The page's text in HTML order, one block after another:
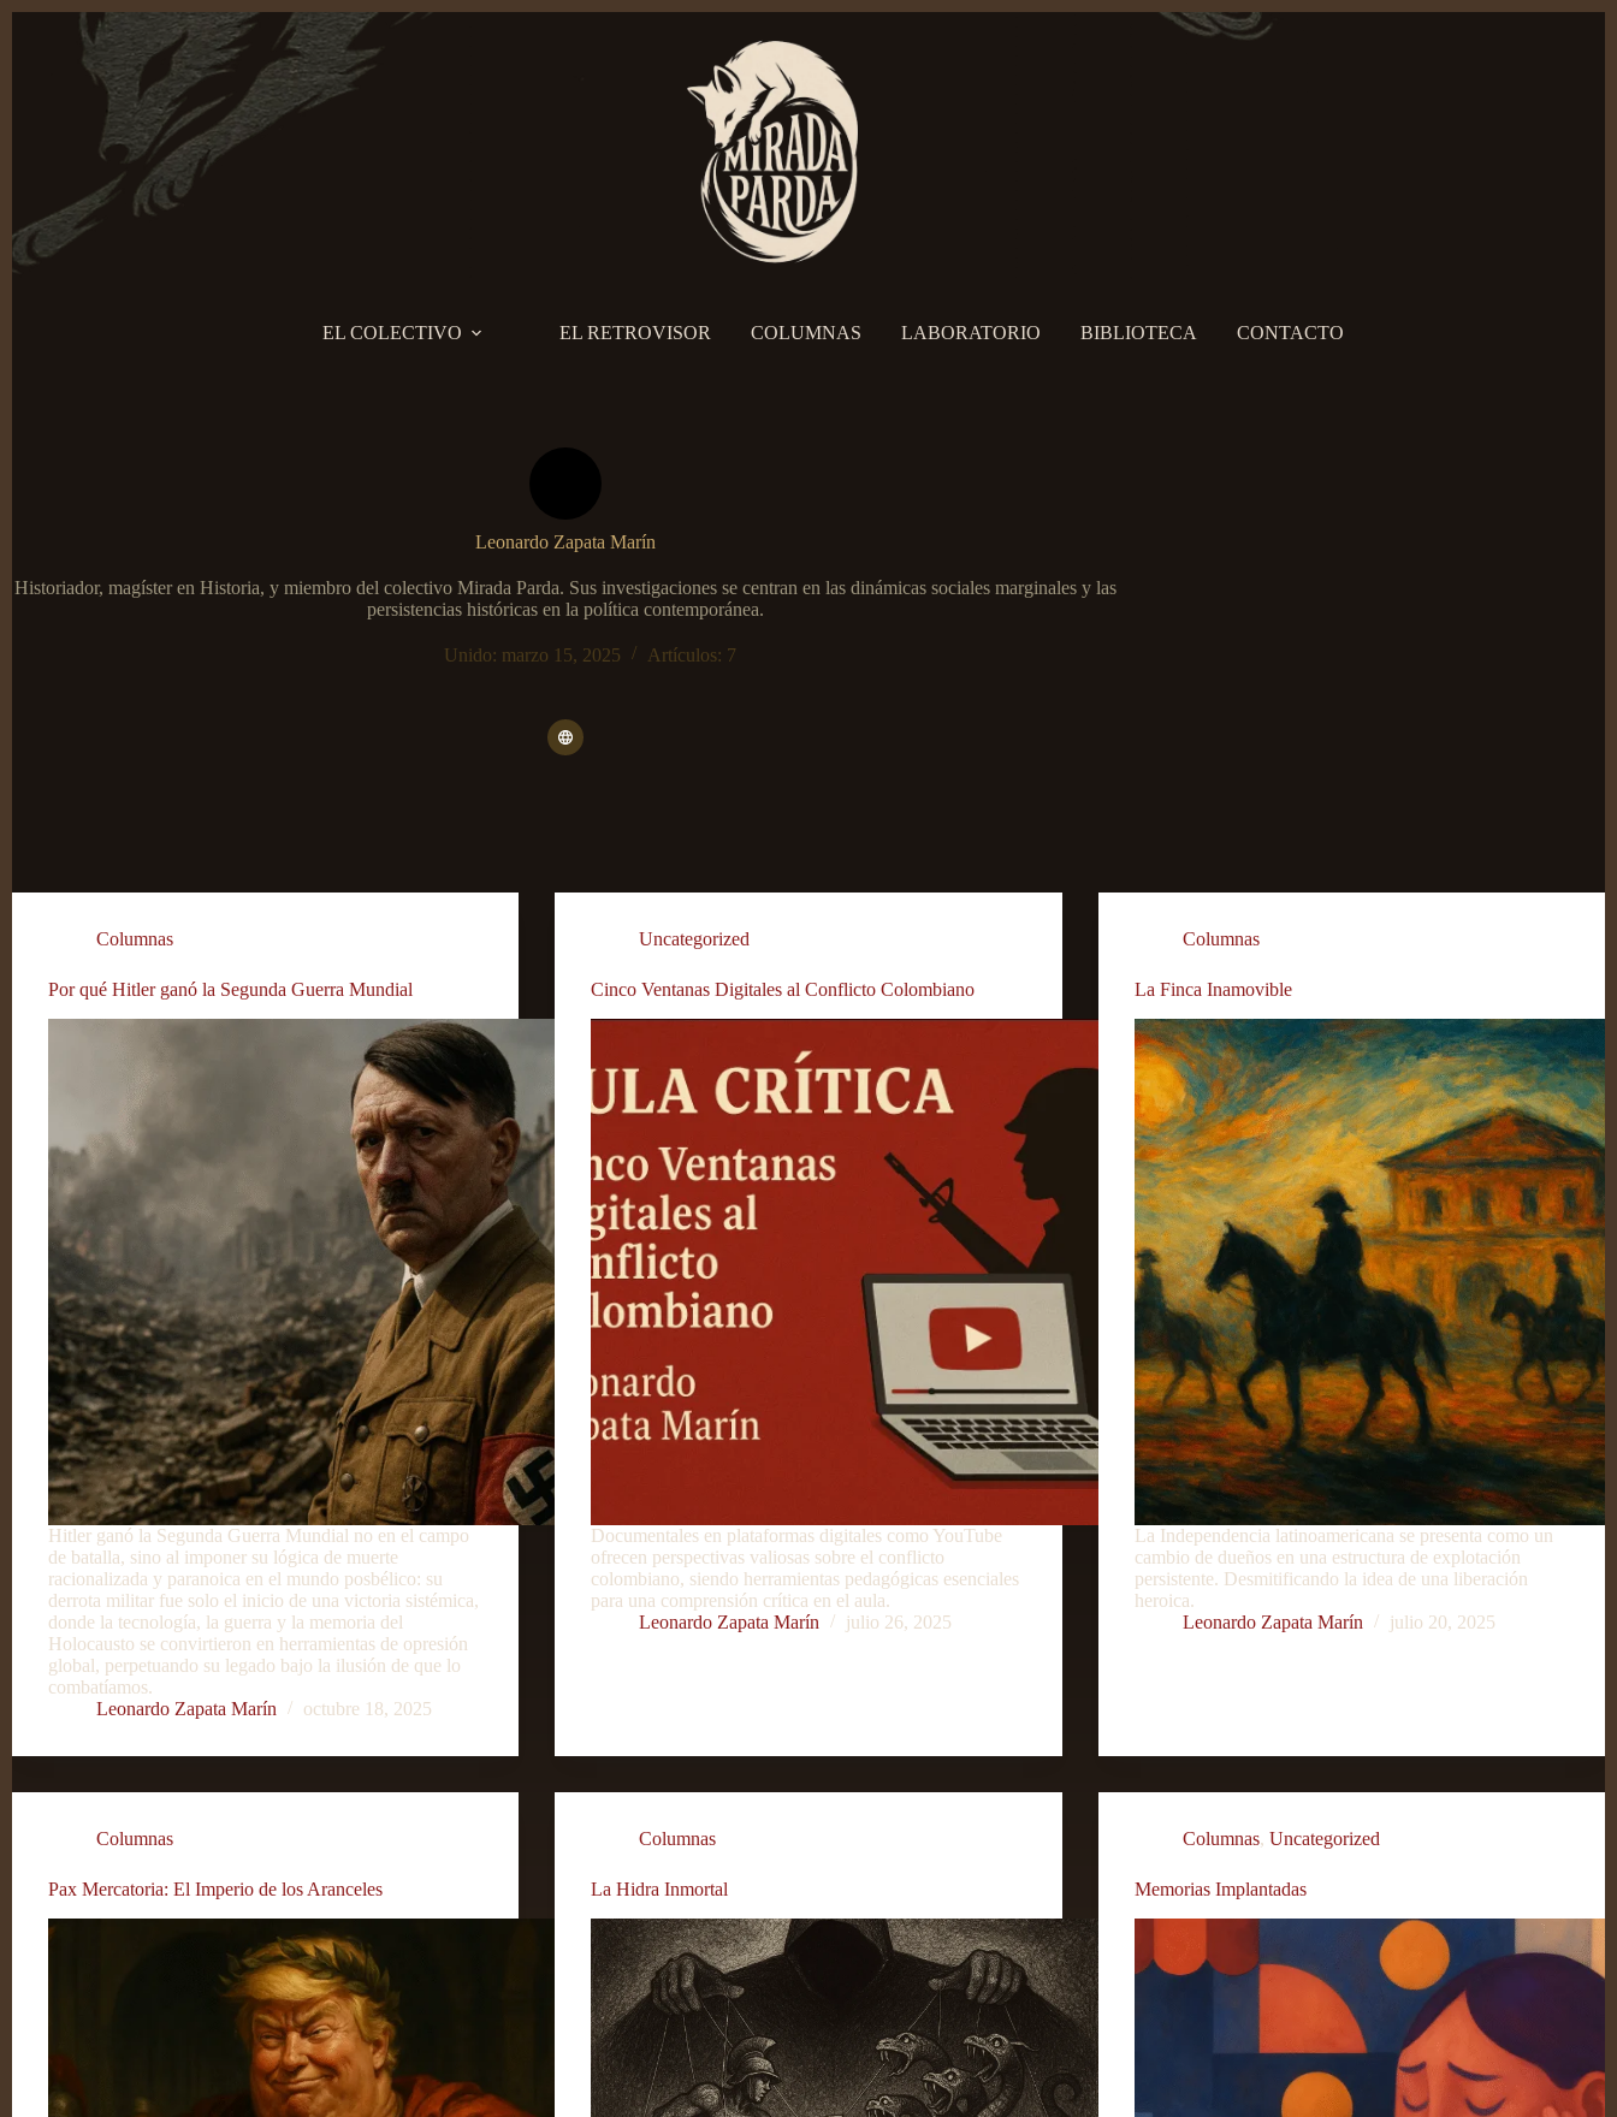
contenido
EL COLECTIVO EL RETROVISOR COLUMNAS LABORATORIO BIBLIOTECA CONTACTO
Leonardo Zapata Marín
Historiador, magíster en Historia, y miembro del colectivo Mirada Parda. Sus investigaciones se centran en las dinámicas sociales marginales y las
persistencias históricas en la política contemporánea.
Unido: marzo 15, 2025 Artículos: 7
Columnas
Por qué Hitler ganó la Segunda Guerra Mundial
Hitler ganó la Segunda Guerra Mundial no en el campo
de batalla, sino al imponer su lógica de muerte
racionalizada y paranoica en el mundo posbélico: su
derrota militar fue solo el inicio de una victoria sistémica,
donde la tecnología, la guerra y la memoria del
Holocausto se convirtieron en herramientas de opresión
global, perpetuando su legado bajo la ilusión de que lo
combatíamos.
Leonardo Zapata Marín
octubre 18, 2025
Uncategorized
Cinco Ventanas Digitales al Conflicto Colombiano
Documentales en plataformas digitales como YouTube
ofrecen perspectivas valiosas sobre el conflicto
colombiano, siendo herramientas pedagógicas esenciales
para una comprensión crítica en el aula.
Leonardo Zapata Marín
julio 26, 2025
Columnas
La Finca Inamovible
La Independencia latinoamericana se presenta como un
cambio de dueños en una estructura de explotación
persistente. Desmitificando la idea de una liberación
heroica.
Leonardo Zapata Marín
julio 20, 2025
Columnas
Pax Mercatoria: El Imperio de los Aranceles
Columnas
La Hidra Inmortal
Columnas, Uncategorized
Memorias Implantadas